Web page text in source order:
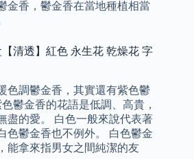
金香，鬱金香在當地種植相當
清透】紅色 永生花 乾燥花 字
色調鬱金香，其實還有紫色鬱
鬱金香的花語是低調、高貴，
盡的愛。 白色一般來說代表著
色鬱金香也不例外。 白色鬱金
能拿來指男女之間純潔的友